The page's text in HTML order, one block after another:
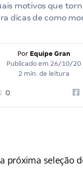
motivos que
dicas de como
Por Equipe Gran
Publicado em 26/10/20
2 min. de leitura
0
próxima seleção